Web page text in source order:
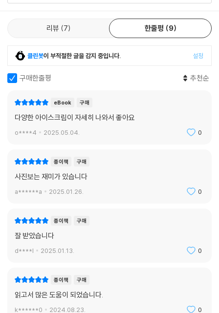
리뷰 7 한줄평 9
클린봇이 부적절한 글을 감지 중입니다. 설정
구매한줄평 추천순
eBook 구매
다양한 아이스크림이 자세히 나와서 좋아요
o****4 2025.05.04. 0
종이책 구매
사진보는 재미가 있습니다
a******a 2025.01.26. 0
종이책 구매
잘 받았습니다
d****l 2025.01.13. 0
종이책 구매
읽고서 많은 도움이 되었습니다.
k******0 2024.08.23. 0